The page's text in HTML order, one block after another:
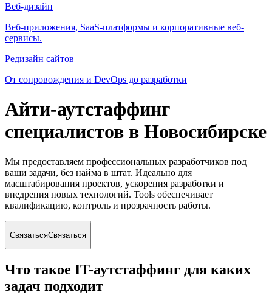
Веб-дизайн
Веб-приложения, SaaS-платформы и корпоративные веб-
сервисы.
Редизайн сайтов
От сопровождения и DevOps до разработки
Айти-аутстаффинг
специалистов в Новосибирске
Мы предоставляем профессиональных разработчиков под
ваши задачи, без найма в штат. Идеально для
масштабирования проектов, ускорения разработки и
внедрения новых технологий. Tools обеспечивает
квалификацию, контроль и прозрачность работы.
СвязатьсяСвязаться
Что такое IT-аутстаффинг для каких
задач подходит